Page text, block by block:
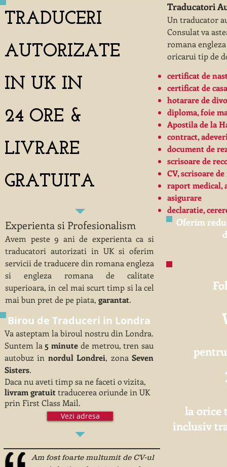
TRADUCERI
AUTORIZATE
IN UK IN
24 ORE &
LIVRARE
GRATUITA
Experienta si Profesionalism
Avem peste 9 ani de experienta ca si
traducatori autorizati in UK si oferim
servicii de traducere din romana engleza
si engleza romana de calitate
superioara, in cel mai scurt timp si la cel
mai bun pret de pe piata, garantat.
Am fost foarte multumit de CV-ul
Birou de Traduceri in Londra
Va asteptam la biroul nostru din Londra.
Suntem la 5 minute de metrou, tren sau
autobuz in nordul Londrei, zonaSeven
Sisters.
Daca nu aveti timp sa ne faceti o vizita,
livram gratuit traducerea oriunde in UK
prin First Class Mail.
Vezi adresa
Traducatori
Un traducator
Consulat va
romana
oricarui tip de
certificat de
certificat de
hotarare de
​diploma, foie
​Apostila de la
​contract,
​document de
​scrisoare de
CV, scrisoare
​raport medical,
asigurare
​declaratie,
Oferim
la orice
inclusiv